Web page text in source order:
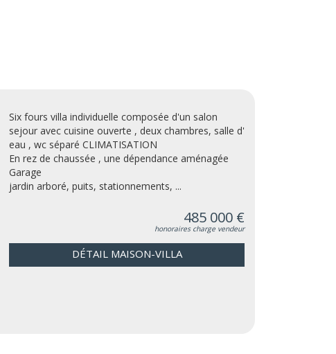
Six fours villa individuelle composée d'un salon
sejour avec cuisine ouverte , deux chambres, salle d'
eau , wc séparé CLIMATISATION
En rez de chaussée , une dépendance aménagée
Garage
jardin arboré, puits, stationnements, ...
485 000 €
honoraires charge vendeur
DÉTAIL MAISON-VILLA